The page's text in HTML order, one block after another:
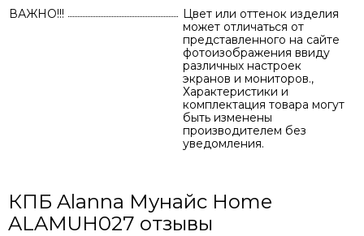
ВАЖНО!!!
Цвет или оттенок изделия
может отличаться от
представленного на сайте
фотоизображения ввиду
различных настроек
экранов и мониторов.,
Характеристики и
комплектация товара могут
быть изменены
производителем без
уведомления.
КПБ Alanna Мунайс Home
ALAMUH027 отзывы